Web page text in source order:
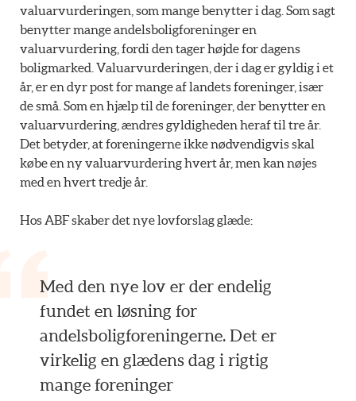
valuarvurderingen, som mange benytter i dag. Som sagt
benytter mange andelsboligforeninger en
valuarvurdering, fordi den tager højde for dagens
boligmarked. Valuarvurderingen, der i dag er gyldig i et
år, er en dyr post for mange af landets foreninger, især
de små. Som en hjælp til de foreninger, der benytter en
valuarvurdering, ændres gyldigheden heraf til tre år.
Det betyder, at foreningerne ikke nødvendigvis skal
købe en ny valuarvurdering hvert år, men kan nøjes
med en hvert tredje år.
Hos ABF skaber det nye lovforslag glæde:
Med den nye lov er der endelig
fundet en løsning for
andelsboligforeningerne. Det er
virkelig en glædens dag i rigtig
mange foreninger